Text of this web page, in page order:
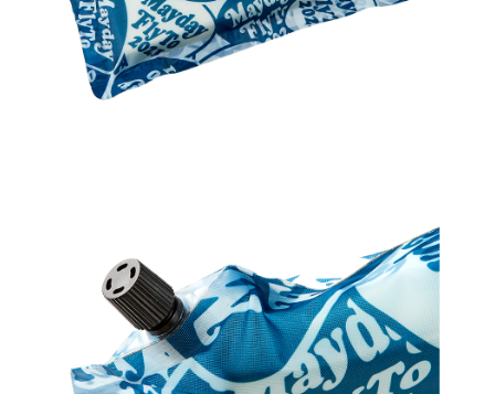
付款後7-11取貨
NT$65/order | Free shipping on orders of NT$1,000 or more